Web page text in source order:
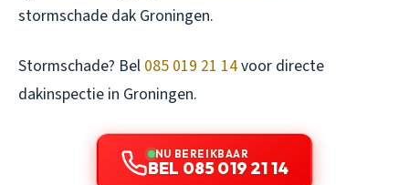
stormschade dak Groningen.
Stormschade? Bel 085 019 21 14voor directe
dakinspectie in Groningen.
NU BEREIKBAAR
BEL 085 019 21 14